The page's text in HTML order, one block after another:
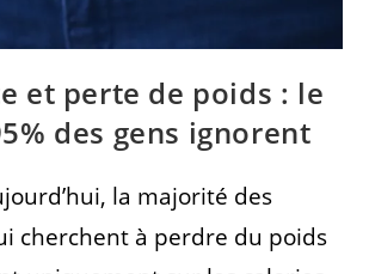
et perte de poids : le
des gens ignorent
la majorité des
cherchent à perdre du poids